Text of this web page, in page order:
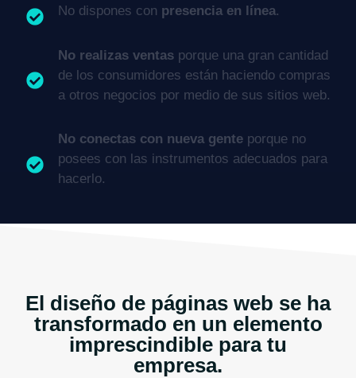
No dispones con presencia en línea.
No realizas ventasporque una gran cantidad
de los consumidores están haciendo compras
a otros negocios por medio de sus sitios web.
No conectas con nueva genteporque no
posees con las instrumentos adecuados para
hacerlo.
El diseño de páginas web se ha
transformado en un elemento
imprescindible para tu
empresa.